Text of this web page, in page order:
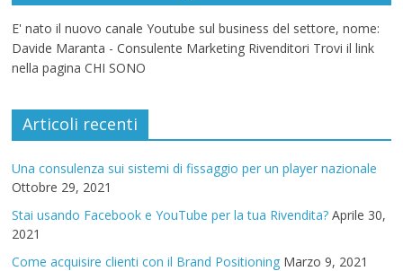
E' nato il nuovo canale Youtube sul business del settore, nome:
Davide Maranta - Consulente Marketing Rivenditori Trovi il link
nella pagina CHI SONO
Articoli recenti
Una consulenza sui sistemi di fissaggio per un player nazionale
Ottobre 29, 2021
Stai usando Facebook e YouTube per la tua Rivendita? Aprile 30,
2021
Come acquisire clienti con il Brand Positioning Marzo 9, 2021